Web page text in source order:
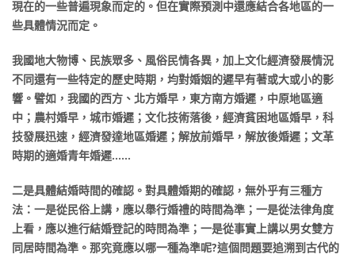
現在的一些普遍現象而定的。但在實際預測中還應結合各地區的一
些具體情況而定。
我國地大物博、民族眾多、風俗民情各異，加上文化經濟發展情況
不同還有一些特定的歷史時期，均對婚姻的遲早有著或大或小的影
響。譬如，我國的西方、北方婚早，東方南方婚遲，中原地區適
中；農村婚早，城市婚遲；文化技術落後，經濟貧困地區婚早，科
技發展迅速，經濟發達地區婚遲；解放前婚早，解放後婚遲；文革
時期的適婚青年婚遲……
二是具體結婚時間的確認。對具體婚期的確認，無外乎有三種方
法：一是從民俗上講，應以舉行婚禮的時間為準；一是從法律角度
上看，應以進行結婚登記的時問為準；一是從事實上講以男女雙方
同居時間為準。那究竟應以哪一種為準呢?這個問題要追溯到古代的